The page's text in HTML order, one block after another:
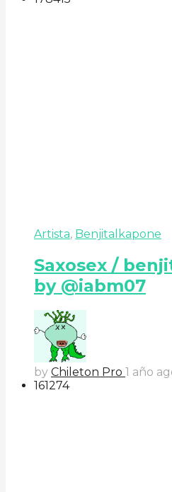
Artista, Benjitalkapone
Saxosex /
by @iabm07
by Chileton Pro 1 año
161274